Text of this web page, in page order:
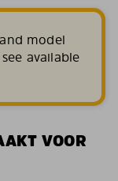
model
available
VOOR